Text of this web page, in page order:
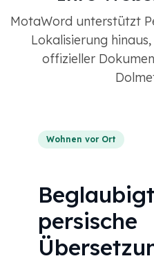
MotaWord unterstützt
Lokalisierung
offizieller
Wohnen vor Ort
persische